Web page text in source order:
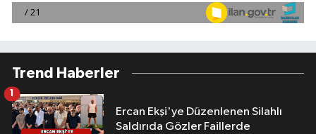
Trend Haberler
Ercan Ekşi'ye Düzenlenen Silahlı
Saldırıda Gözler Faillerde
1